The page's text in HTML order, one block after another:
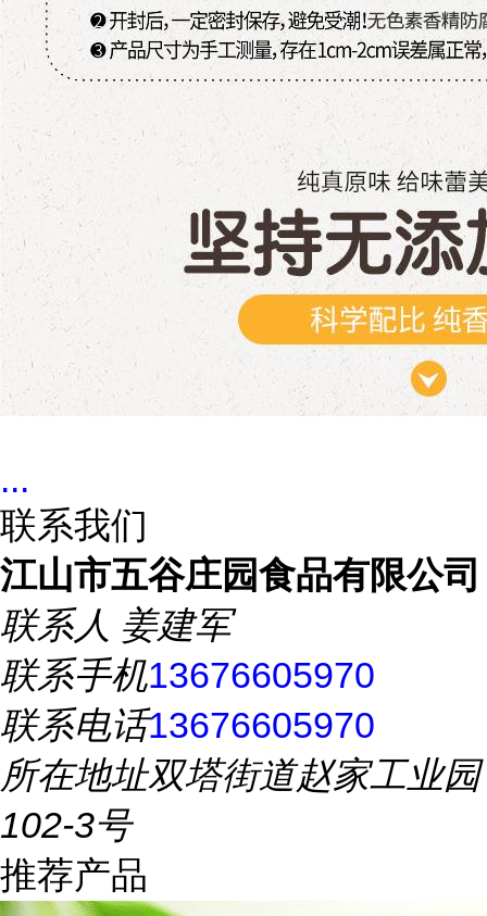
...
联系我们
江山市五谷庄园食品有限公司
联系人 姜建军
联系手机13676605970
联系电话13676605970
所在地址双塔街道赵家工业园
102-3号
推荐产品